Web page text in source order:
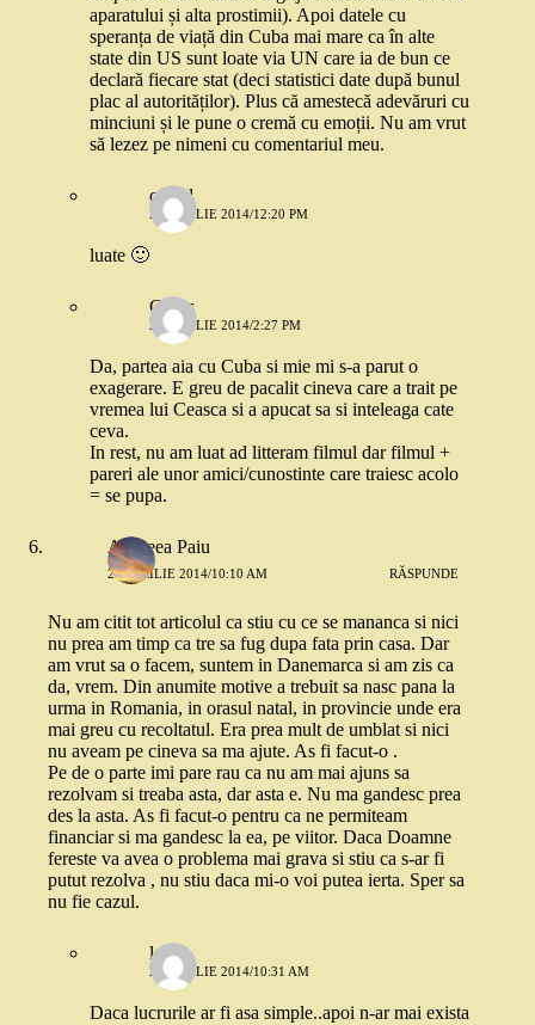
aparatului și alta prostimii). Apoi datele cu
speranța de viață din Cuba mai mare ca în alte
state din US sunt loate via UN care ia de bun ce
declară fiecare stat (deci statistici date după bunul
plac al autorităților). Plus că amestecă adevăruri cu
minciuni și le pune o cremă cu emoții. Nu am vrut
să lezez pe nimeni cu comentariul meu.
catgal
29 APRILIE 2014/12:20 PM
luate 🙂
Cirius
29 APRILIE 2014/2:27 PM
Da, partea aia cu Cuba si mie mi s-a parut o
exagerare. E greu de pacalit cineva care a trait pe
vremea lui Ceasca si a apucat sa si inteleaga cate
ceva.
In rest, nu am luat ad litteram filmul dar filmul +
pareri ale unor amici/cunostinte care traiesc acolo
= se pupa.
Andreea Paiu
29 APRILIE 2014/10:10 AM RĂSPUNDE
Nu am citit tot articolul ca stiu cu ce se mananca si nici
nu prea am timp ca tre sa fug dupa fata prin casa. Dar
am vrut sa o facem, suntem in Danemarca si am zis ca
da, vrem. Din anumite motive a trebuit sa nasc pana la
urma in Romania, in orasul natal, in provincie unde era
mai greu cu recoltatul. Era prea mult de umblat si nici
nu aveam pe cineva sa ma ajute. As fi facut-o .
Pe de o parte imi pare rau ca nu am mai ajuns sa
rezolvam si treaba asta, dar asta e. Nu ma gandesc prea
des la asta. As fi facut-o pentru ca ne permiteam
financiar si ma gandesc la ea, pe viitor. Daca Doamne
fereste va avea o problema mai grava si stiu ca s-ar fi
putut rezolva , nu stiu daca mi-o voi putea ierta. Sper sa
nu fie cazul.
laura
29 APRILIE 2014/10:31 AM
Daca lucrurile ar fi asa simple..apoi n-ar mai exista